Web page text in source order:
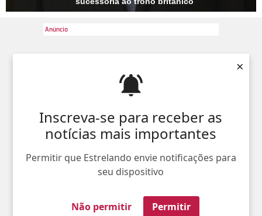
Inscreva-se para receber as
notícias mais importantes
Permitir que Estrelando envie notificações para
seu dispositivo
Não permitir Permitir
×
ÚLTIMAS